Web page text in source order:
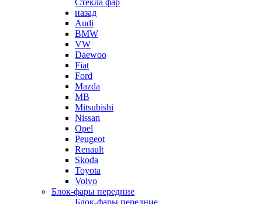
Стекла фар
назад
Audi
BMW
VW
Daewoo
Fiat
Ford
Mazda
MB
Mitsubishi
Nissan
Opel
Peugeot
Renault
Skoda
Toyota
Volvo
Блок-фары передние
Блок-фары передние